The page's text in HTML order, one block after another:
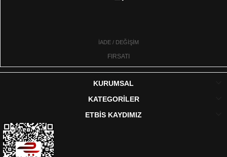
İADE / DEĞİŞİM
FIRSATI
KURUMSAL
KATEGORİLER
ETBİS KAYDIMIZ